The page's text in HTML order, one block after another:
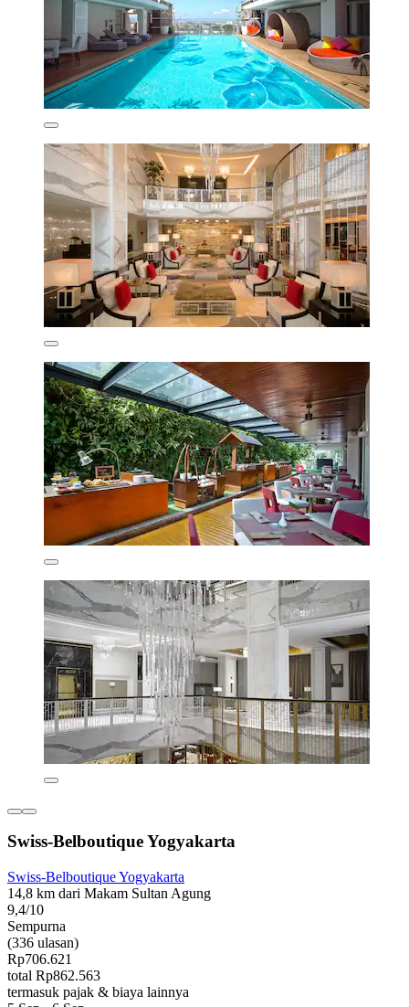
Swiss-Belboutique Yogyakarta
Swiss-Belboutique Yogyakarta
14,8 km dari Makam Sultan Agung
9,4/10
Sempurna
(336 ulasan)
Rp706.621
total Rp862.563
termasuk pajak & biaya lainnya